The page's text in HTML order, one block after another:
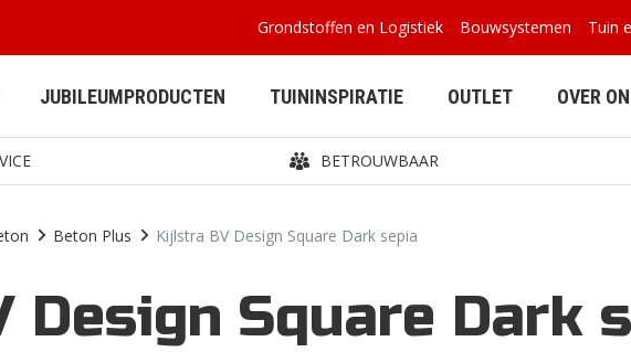
BESTRATING BETONPLATEN BUITENVERBLIJVEN
JUBILEUMPRODUCTEN TUININSPIRATIE OUTLET OVER
Grondstoffen en Logistiek Bouwsystemen Tuin
BETROUWBAAR
Beton Plus Kijlstra BV Design Square Dark sepia
Design Square Dark